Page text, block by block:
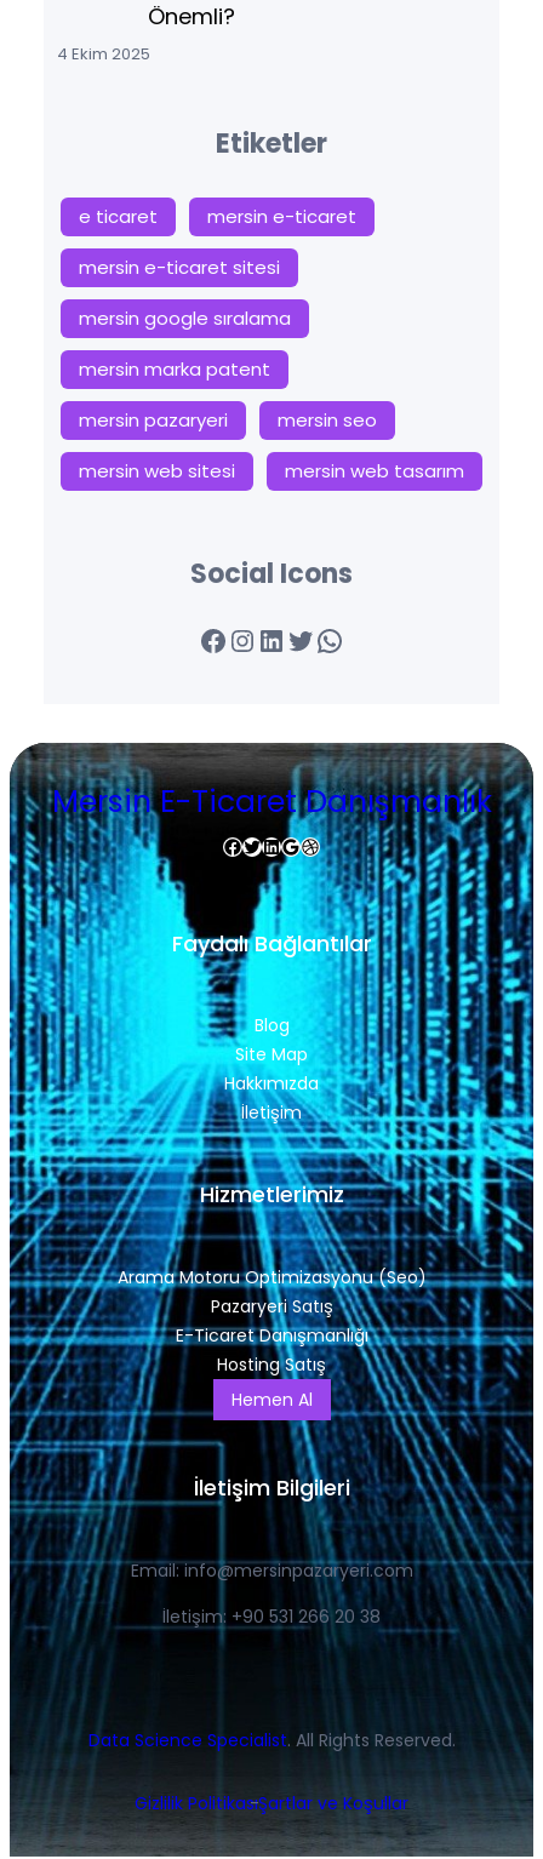
Önemli?
4 Ekim 2025
Etiketler
e ticaret
mersin e-ticaret
mersin e-ticaret sitesi
mersin google sıralama
mersin marka patent
mersin pazaryeri
mersin seo
mersin web sitesi
mersin web tasarım
Social Icons
Facebook InstagramLinkedIn Twitter WhatsApp
Mersin E-Ticaret Danışmanlık
Facebook Twitter LinkedIn Google Dribbble
Faydalı Bağlantılar
Blog
Site Map
Hakkımızda
İletişim
Hizmetlerimiz
Arama Motoru Optimizasyonu (Seo)
Pazaryeri Satış
E-Ticaret Danışmanlığı
Hosting Satış
Hemen Al
İletişim Bilgileri
Email:info@mersinpazaryeri.com
İletişim: +90 531 266 20 38
Data Science Specialist. All Rights Reserved.
Gizlilik PolitikasıŞartlar ve Koşullar